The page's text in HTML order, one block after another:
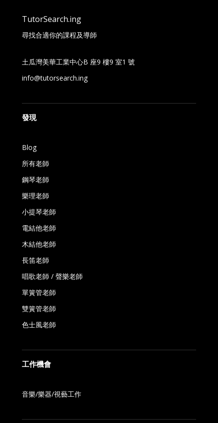
TutorSearch.ing
尋找合適你的課程及導師
土瓜灣美華工業中心B 座9 樓9 室1 號
info@tutorsearch.ing
發現
Blog
所有老師
鋼琴老師
樂理老師
小提琴老師
電結他老師
木結他老師
長笛老師
唱歌老師 / 聲樂老師
單簧管老師
雙簧管老師
色士風老師
工作機會
音樂/樂器/視藝工作